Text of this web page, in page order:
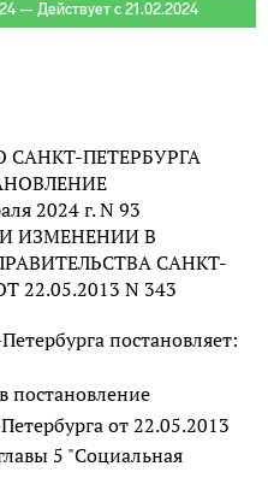
— Действует с 21.02.2024
САНКТ-ПЕТЕРБУРГА
2024 г. N 93
ИЗМЕНЕНИИ В
САНКТ-
22.05.2013 N 343
постановляет:
постановление
от 22.05.2013
5 "Социальная